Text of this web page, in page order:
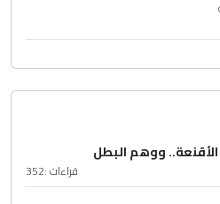
ووهم البطل
قراءات :352